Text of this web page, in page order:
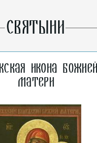
СВЯТЫНИ
икона
Матери